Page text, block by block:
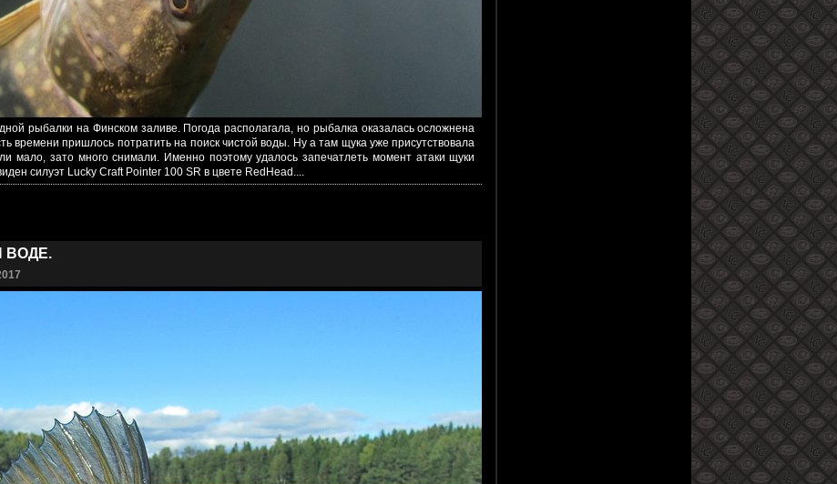
рыбалки на Финском заливе. Погода располагала, но рыбалка оказалась осложнена
времени пришлось потратить на поиск чистой воды. Ну а там щука уже присутствовала
мало, зато много снимали. Именно поэтому удалось запечатлеть момент атаки щуки
силуэт Lucky Craft Pointer 100 SR в цвете RedHead....
ВОДЕ.